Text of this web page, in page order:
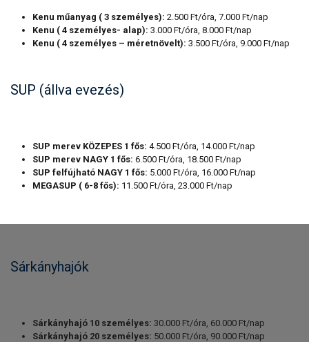
Kenu műanyag ( 3 személyes): 2.500 Ft/óra, 7.000 Ft/nap
Kenu ( 4 személyes- alap): 3.000 Ft/óra, 8.000 Ft/nap
Kenu ( 4 személyes – méretnövelt): 3.500 Ft/óra, 9.000 Ft/nap
SUP (állva evezés)
SUP merev KÖZEPES 1 fős: 4.500 Ft/óra, 14.000 Ft/nap
SUP merev NAGY 1 fős: 6.500 Ft/óra, 18.500 Ft/nap
SUP felfújható NAGY 1 fős: 5.000 Ft/óra, 16.000 Ft/nap
MEGASUP ( 6-8 fős): 11.500 Ft/óra, 23.000 Ft/nap
Sárkányhajók
Sárkányhajó 10 személyes: 30.000 Ft/óra, 60.000 Ft/nap
Sárkányhajó 20 személyes: 50.000 Ft/óra, 90.000 Ft/nap